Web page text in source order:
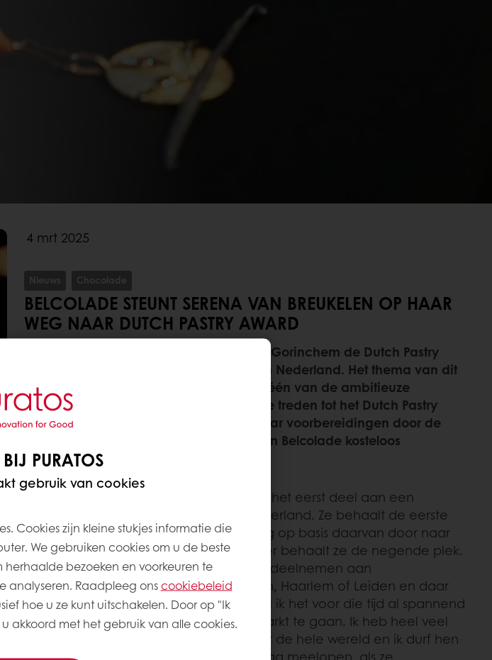
4 mrt 2025
Nieuws Chocolade
BELCOLADE STEUNT SERENA VAN BREUKELEN OP HAAR
WEG NAAR DUTCH PASTRY AWARD
Op 10 maart vindt tijdens Bakkersvak in Gorinchem de Dutch Pastry
Award plaats: dé patisseriewedstrijd van Nederland. Het thema van dit
jaar is vintage. Serena van Breukelen is één van de ambitieuze
deelnemers. Zij hoopt met de winst toe te treden tot het Dutch Pastry
Team. Puratos ondersteunt Serena bij haar voorbereidingen door de
kwalitatief hoogwaardige chocolade van Belcolade kosteloos
beschikbaar te stellen.
Serena van Breukelen nam in 2022 voor het eerst deel aan een
landelijke vakwedstrijd: Skills Heroes Nederland. Ze behaalt de eerste
plaats in de categorie Patisserie en mag op basis daarvan door naar
de WorldSkills in het Zwitserse Luzern. Hier behaalt ze de negende plek.
Vanaf dat moment is ze ‘verslaafd’ aan deelnemen aan
vakwedstrijden. “Je traint in Vlaardingen, Haarlem of Leiden en daar
reed ik ineens gewoon naar toe – terwijl ik het voor die tijd al spannend
vond om naar een onbekende supermarkt te gaan. Ik heb heel veel
verschillende mensen ontmoet van over de hele wereld en ik durf hen
PURATOS
gebruik van cookies
Cookies zijn kleine stukjes informatie die
We gebruiken cookies om u de beste
bezoeken en voorkeuren te
analyseren. Raadpleeg onscookiebeleid
hoe u ze kunt uitschakelen. Door op "Ik
akkoord met het gebruik van alle cookies.